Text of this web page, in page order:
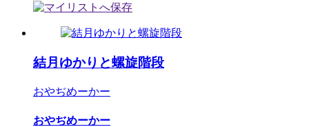
結月ゆかりと螺旋階段
おやぢめーかー
おやぢめーかー